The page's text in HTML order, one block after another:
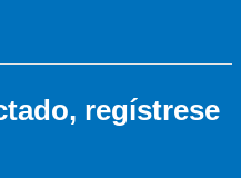
regístrese